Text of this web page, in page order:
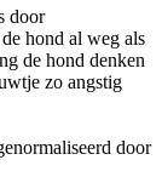
door
hond al weg als
de hond denken
zo angstig
door